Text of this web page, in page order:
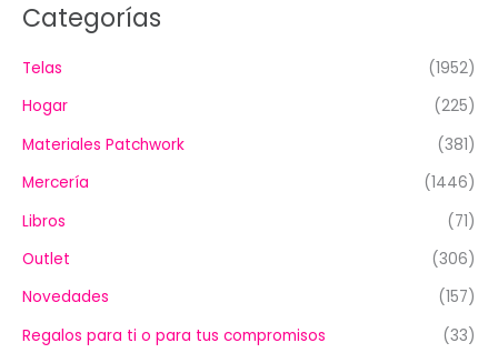
Categorías
Telas
(1952)
Hogar
(225)
Materiales Patchwork
(381)
Mercería
(1446)
Libros
(71)
Outlet
(306)
Novedades
(157)
Regalos para ti o para tus compromisos
(33)